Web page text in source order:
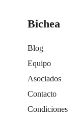
Bichea
Blog
Equipo
Asociados
Contacto
Condiciones